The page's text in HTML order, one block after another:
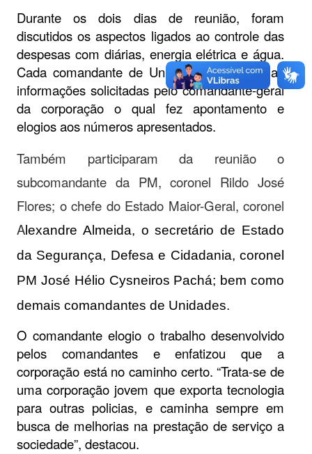
Durante os dois dias de reunião, foram
discutidos os aspectos ligados ao controle das
despesas com diárias, energia elétrica e água.
Cada comandante de Unidade apresentou as
informações solicitadas pelo comandante-geral
da corporação o qual fez apontamento e
elogios aos números apresentados.
Também participaram da reunião o
subcomandante da PM, coronel Rildo José
Flores; o chefe do Estado Maior-Geral, coronel
Alexandre Almeida, o secretário de Estado
da Segurança, Defesa e Cidadania, coronel
PM José Hélio Cysneiros Pachá; bem como
demais comandantes de Unidades.
O comandante elogio o trabalho desenvolvido
pelos comandantes e enfatizou que a
corporação está no caminho certo. “Trata-se de
uma corporação jovem que exporta tecnologia
para outras policias, e caminha sempre em
busca de melhorias na prestação de serviço a
sociedade”, destacou.